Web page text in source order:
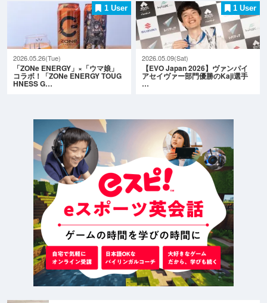
1 User
2026.05.26(Tue)
「ZONe ENERGY」×「ウマ娘」
コラボ！「ZONe ENERGY TOUG
HNESS G…
1 User
2026.05.09(Sat)
【EVO Japan 2026】ヴァンパイ
アセイヴァー部門優勝のKaji選手
…